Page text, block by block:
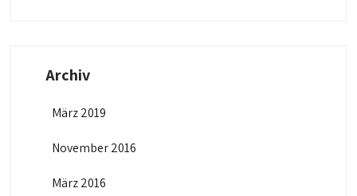
Archiv
März 2019
November 2016
März 2016